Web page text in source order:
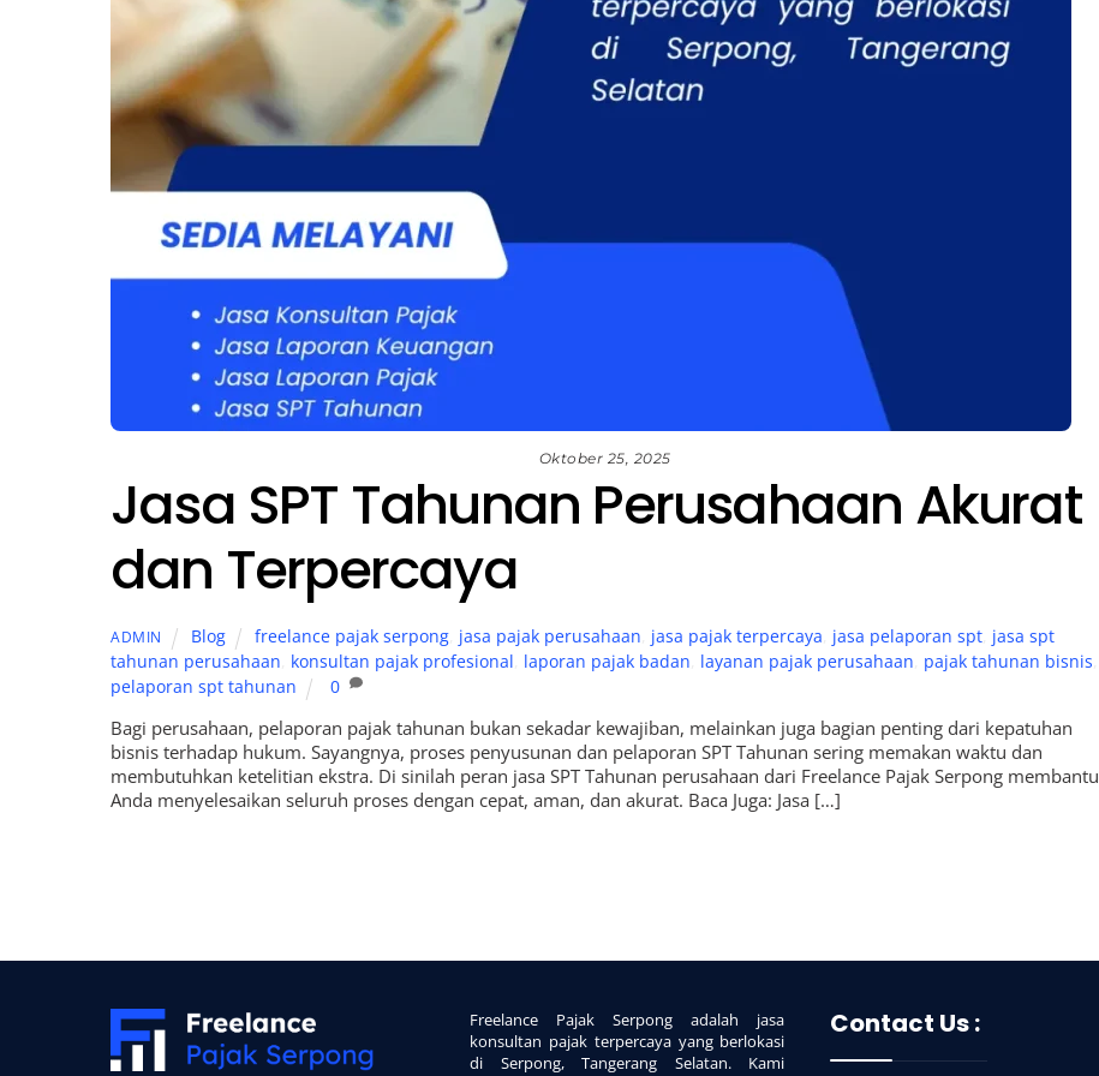
Oktober 25, 2025
Jasa SPT Tahunan Perusahaan Akurat
dan Terpercaya
ADMIN Blog freelance pajak serpong jasa pajak perusahaan jasa pajak terpercaya jasa pelaporan spt jasa spt
tahunan perusahaan konsultan pajak profesional laporan pajak badan layanan pajak perusahaan pajak tahunan bisnis
pelaporan spt tahunan
0
Bagi perusahaan, pelaporan pajak tahunan bukan sekadar kewajiban, melainkan juga bagian penting dari kepatuhan
bisnis terhadap hukum. Sayangnya, proses penyusunan dan pelaporan SPT Tahunan sering memakan waktu dan
membutuhkan ketelitian ekstra. Di sinilah peran jasa SPT Tahunan perusahaan dari Freelance Pajak Serpong membantu
Anda menyelesaikan seluruh proses dengan cepat, aman, dan akurat. Baca Juga: Jasa […]
Freelance Pajak Serpong adalah jasa
konsultan pajak terpercaya yang berlokasi
di Serpong, Tangerang Selatan. Kami
Contact Us :